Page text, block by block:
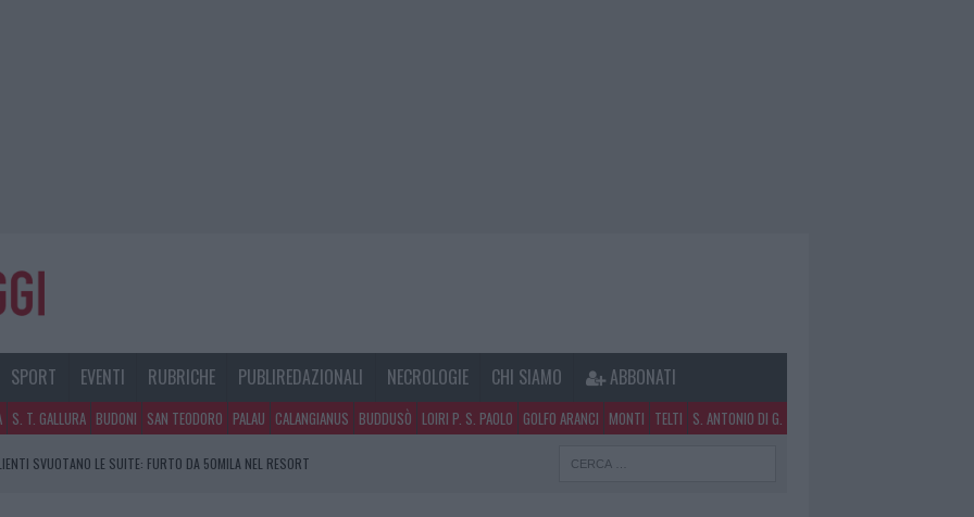
SPORT EVENTI RUBRICHE PUBLIREDAZIONALI NECROLOGIE CHI SIAMO ABBONATI
S. T. GALLURA BUDONI SAN TEODORO PALAU CALANGIANUS BUDDUSÒ LOIRI P. S. PAOLO GOLFO ARANCI MONTI TELTI S. ANTONIO DI G.
SVUOTANO LE SUITE: FURTO DA 50MILA NEL RESORT